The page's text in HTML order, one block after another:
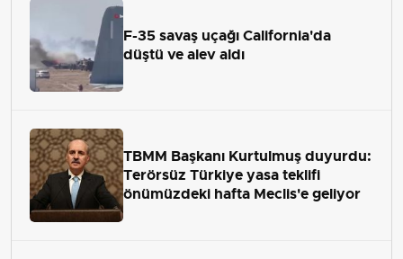
F-35 savaş uçağı California'da
düştü ve alev aldı
TBMM Başkanı Kurtulmuş duyurdu:
Terörsüz Türkiye yasa teklifi
önümüzdeki hafta Meclis'e geliyor